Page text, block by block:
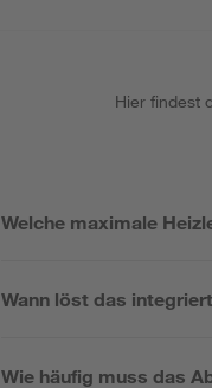
Hier findest
Welche maximale
Wann löst das
Wie häufig muss das